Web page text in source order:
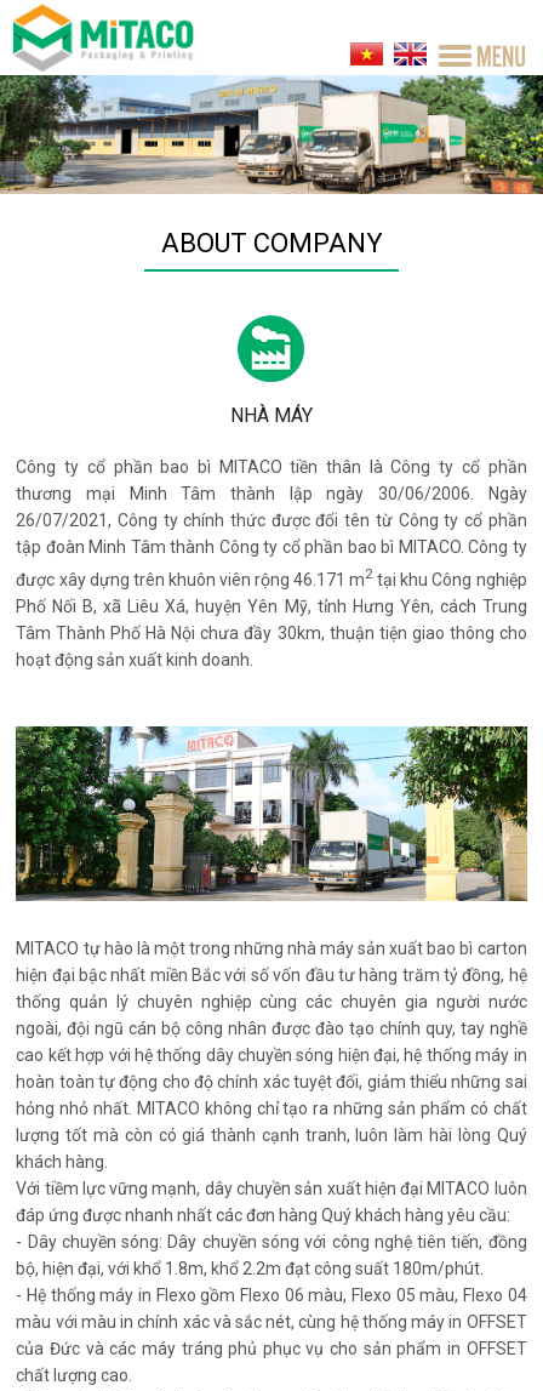
ABOUT COMPANY
NHÀ MÁY
Công ty cổ phần bao bì MITACO tiền thân là Công ty cổ phần
thương mại Minh Tâm thành lập ngày 30/06/2006. Ngày
26/07/2021, Công ty chính thức được đổi tên từ Công ty cổ phần
tập đoàn Minh Tâm thành Công ty cổ phần bao bì MITACO. Công ty
được xây dựng trên khuôn viên rộng 46.171 m2tại khu Công nghiệp
Phố Nối B, xã Liêu Xá, huyện Yên Mỹ, tỉnh Hưng Yên, cách Trung
Tâm Thành Phố Hà Nội chưa đầy 30km, thuận tiện giao thông cho
hoạt động sản xuất kinh doanh.
MITACO tự hào là một trong những nhà máy sản xuất bao bì carton
hiện đại bậc nhất miền Bắc với số vốn đầu tư hàng trăm tỷ đồng, hệ
thống quản lý chuyên nghiệp cùng các chuyên gia người nước
ngoài, đội ngũ cán bộ công nhân được đào tạo chính quy, tay nghề
cao kết hợp với hệ thống dây chuyền sóng hiện đại, hệ thống máy in
hoàn toàn tự động cho độ chính xác tuyệt đối, giảm thiểu những sai
hỏng nhỏ nhất. MITACO không chỉ tạo ra những sản phẩm có chất
lượng tốt mà còn có giá thành cạnh tranh, luôn làm hài lòng Quý
khách hàng.
Với tiềm lực vững mạnh, dây chuyền sản xuất hiện đại MITACO luôn
đáp ứng được nhanh nhất các đơn hàng Quý khách hàng yêu cầu:
- Dây chuyền sóng: Dây chuyền sóng với công nghệ tiên tiến, đồng
bộ, hiện đại, với khổ 1.8m, khổ 2.2m đạt công suất 180m/phút.
- Hệ thống máy in Flexo gồm Flexo 06 màu, Flexo 05 màu, Flexo 04
màu với màu in chính xác và sắc nét, cùng hệ thống máy in OFFSET
của Đức và các máy tráng phủ phục vụ cho sản phẩm in OFFSET
chất lượng cao.